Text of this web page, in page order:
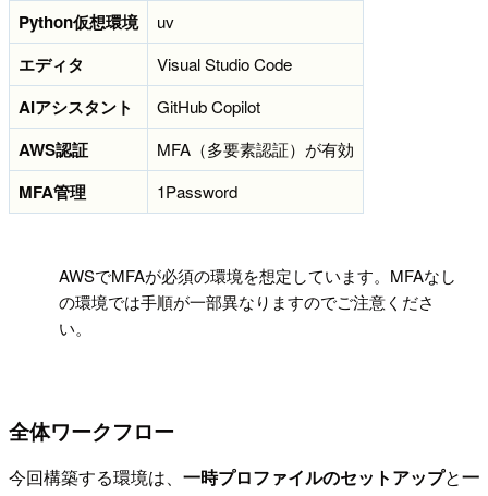
Python仮想環境 uv
エディタ Visual Studio Code
AIアシスタント GitHub Copilot
AWS認証 MFA（多要素認証）が有効
MFA管理 1Password
AWSでMFAが必須の環境を想定しています。MFAなし
の環境では手順が一部異なりますのでご注意くださ
い。
全体ワークフロー
今回構築する環境は、 一時プロファイルのセットアップと一